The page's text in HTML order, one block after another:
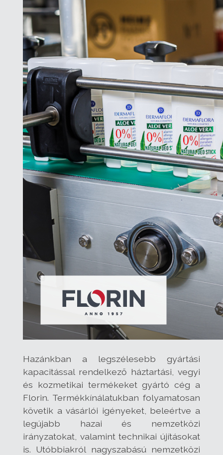
Hazánkban a legszélesebb gyártási
kapacitással rendelkező háztartási, vegyi
és kozmetikai termékeket gyártó cég a
Florin. Termékkínálatukban folyamatosan
követik a vásárlói igényeket, beleértve a
legújabb hazai és nemzetközi
irányzatokat, valamint technikai újításokat
is. Utóbbiakról nagyszabású nemzetközi